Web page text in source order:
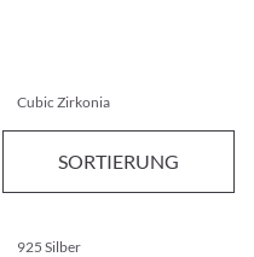
SORTIERUNG
Cubic Zirkonia
Ohrstecker-Set - Sparkly
€ 14,95*
925 Silber